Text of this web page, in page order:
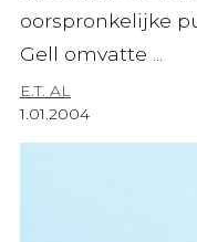
oorspronkelijke
Gell omvatte ...
E.T. AL
1.01.2004